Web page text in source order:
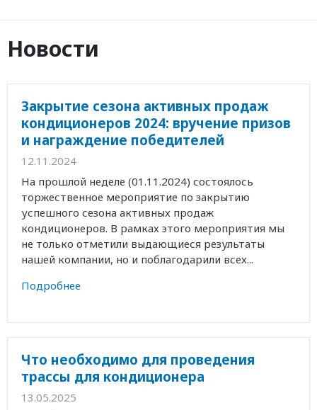
Новости
Закрытие сезона активных продаж
кондиционеров 2024: вручение призов
и награждение победителей
12.11.2024
На прошлой неделе (01.11.2024) состоялось
торжественное мероприятие по закрытию
успешного сезона активных продаж
кондиционеров. В рамках этого мероприятия мы
не только отметили выдающиеся результаты
нашей компании, но и поблагодарили всех...
Подробнее
Что необходимо для проведения
трассы для кондиционера
13.05.2025